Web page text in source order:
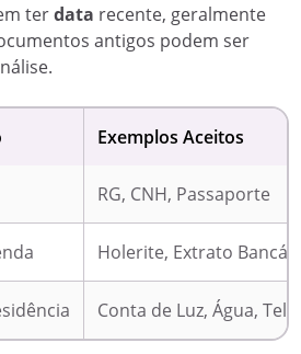
terdata recente, geralmente
antigos podem ser
Exemplos Aceitos
RG, CNH, Passaporte
Holerite, Extrato
Conta de Luz, Água,